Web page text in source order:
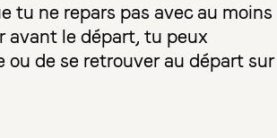
tu ne repars pas avec au moins
avant le départ, tu peux
ou de se retrouver au départ sur